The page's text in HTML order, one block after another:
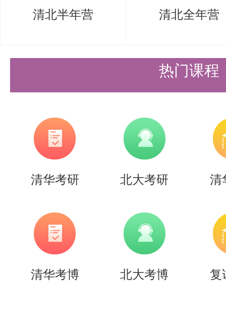
作论文或已发表论文）。
1．申请条件
2.申请时间
我院在2026年11月1日10:00-2026
招生报名，请申请人登录清华大
（https://yzbm.tsinghua.edu.cn）
手续。
清北半年营 清北全年营
热门课程
清华考研 北大考研 清
清华考博 北大考博 复